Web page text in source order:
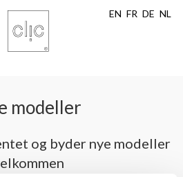
EN FR DE NL
modeller
og byder nye modeller